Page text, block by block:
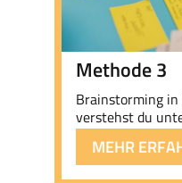
Methode 3
Brainstorming in
verstehst du
MEHR